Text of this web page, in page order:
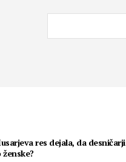
res dejala, da desničarji